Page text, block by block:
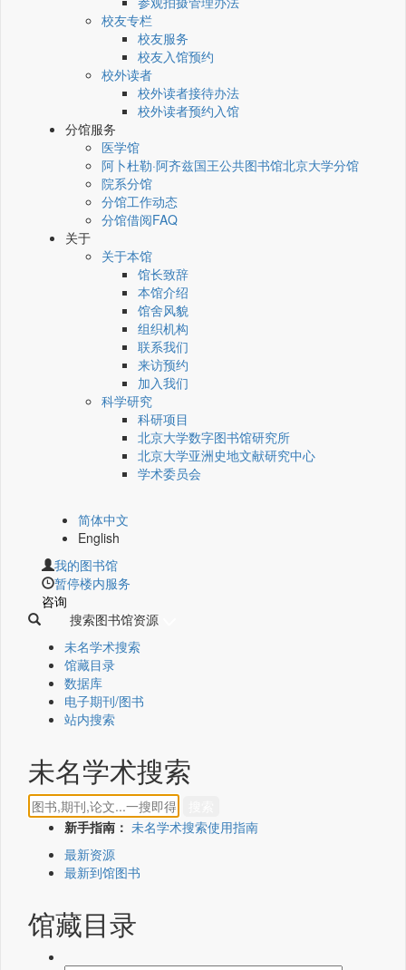
校友专栏
校友服务
校友入馆预约
校外读者
校外读者接待办法
校外读者预约入馆
分馆服务
医学馆
阿卜杜勒·阿齐兹国王公共图书馆北京大学分馆
院系分馆
分馆工作动态
分馆借阅FAQ
关于
关于本馆
馆长致辞
本馆介绍
馆舍风貌
组织机构
联系我们
来访预约
加入我们
科学研究
科研项目
北京大学数字图书馆研究所
北京大学亚洲史地文献研究中心
学术委员会
简体中文
English
我的图书馆
暂停楼内服务
咨询
搜索图书馆资源
未名学术搜索
馆藏目录
数据库
电子期刊/图书
站内搜索
未名学术搜索
新手指南： 未名学术搜索使用指南
最新资源
最新到馆图书
馆藏目录